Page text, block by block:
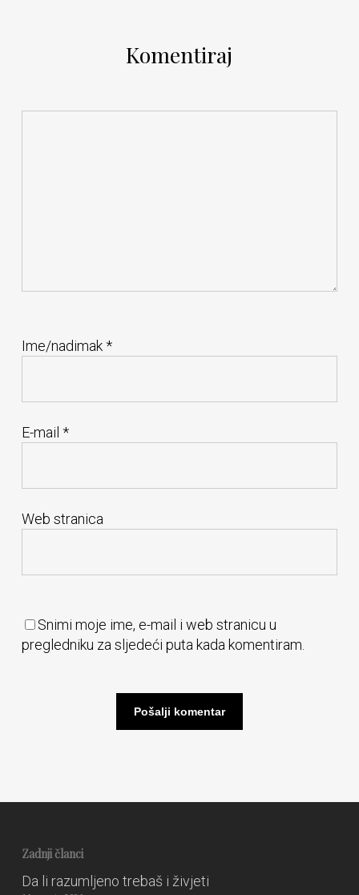
Komentiraj
Ime/nadimak*
E-mail *
Web stranica
Snimi moje ime, e-mail i web stranicu u
pregledniku za sljedeći puta kada komentiram.
Zadnji članci
Da li razumljeno trebaš i živjeti